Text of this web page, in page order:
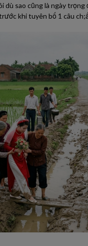
dù sao cũng là ngày trọng
khi tuyên bố 1 câu